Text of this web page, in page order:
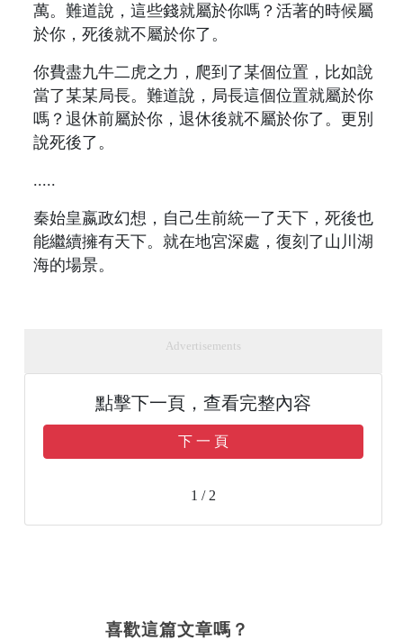
萬。難道說，這些錢就屬於你嗎？活著的時候屬
於你，死後就不屬於你了。
你費盡九牛二虎之力，爬到了某個位置，比如說
當了某某局長。難道說，局長這個位置就屬於你
嗎？退休前屬於你，退休後就不屬於你了。更別
說死後了。
.....
秦始皇嬴政幻想，自己生前統一了天下，死後也
能繼續擁有天下。就在地宮深處，復刻了山川湖
海的場景。
Advertisements
點擊下一頁，查看完整內容
下 一 頁
1 / 2
喜歡這篇文章嗎？